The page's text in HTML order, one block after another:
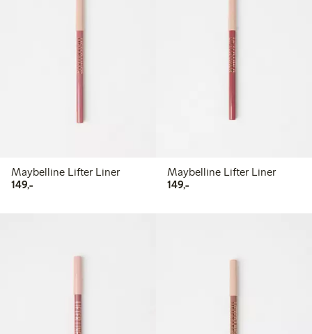
Maybelline Lifter Liner
149,-149,00 kr
Maybelline Lifter Liner
149,-149,00 kr